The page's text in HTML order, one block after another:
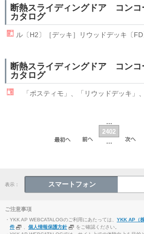
断熱スライディングドア コン
カタログ
ル〔H2〕［デッキ］ リウッドデッキ〔FD
断熱スライディングドア コン
カタログ
「ポスティモ」、「 リウッドデッキ」
…
2402
…
表示： スマートフォン
ご注意事項
・YKK AP WEBCATALOGのご利用にあたっては、 YKK AP（
件
個人情報保護方針
をご確認ください。